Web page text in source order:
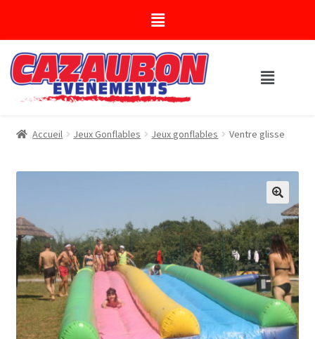
Accueil Jeux Gonflables Jeux gonflables Ventre glisse